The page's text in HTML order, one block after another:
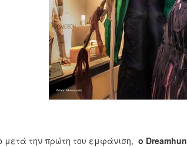
μετά την πρώτη του εμφάνιση, ο